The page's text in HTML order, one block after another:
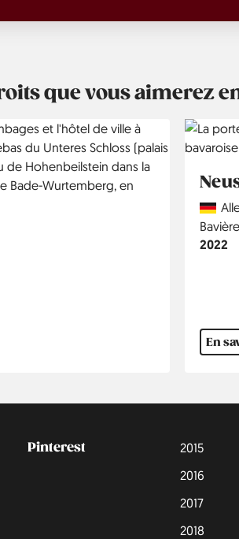
que vous aimerez
Région
Bavière
Année
2022
En
Social
Pinterest
2015
2016
2017
2018